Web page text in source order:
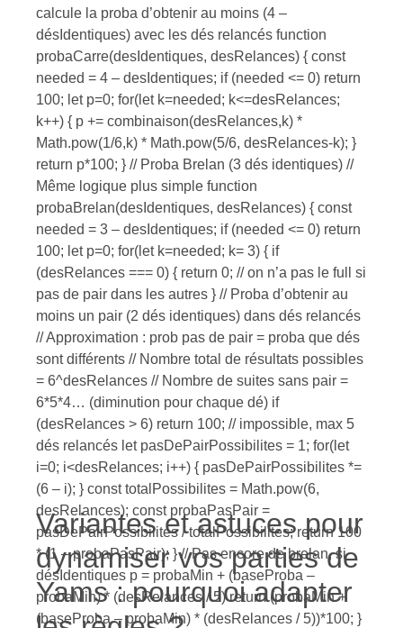
calcule la proba d’obtenir au moins (4 –
désIdentiques) avec les dés relancés function
probaCarre(desIdentiques, desRelances) { const
needed = 4 – desIdentiques; if (needed <= 0) return
100; let p=0; for(let k=needed; k<=desRelances;
k++) { p += combinaison(desRelances,k) *
Math.pow(1/6,k) * Math.pow(5/6, desRelances-k); }
return p*100; } // Proba Brelan (3 dés identiques) //
Même logique plus simple function
probaBrelan(desIdentiques, desRelances) { const
needed = 3 – desIdentiques; if (needed <= 0) return
100; let p=0; for(let k=needed; k= 3) { if
(desRelances === 0) { return 0; // on n’a pas le full si
pas de pair dans les autres } // Proba d’obtenir au
moins un pair (2 dés identiques) dans dés relancés
// Approximation : prob pas de pair = proba que dés
sont différents // Nombre total de résultats possibles
= 6^desRelances // Nombre de suites sans pair =
6*5*4… (diminution pour chaque dé) if
(desRelances > 6) return 100; // impossible, max 5
dés relancés let pasDePairPossibilites = 1; for(let
i=0; i<desRelances; i++) { pasDePairPossibilites *=
(6 – i); } const totalPossibilites = Math.pow(6,
desRelances); const probaPasPair =
pasDePairPossibilites / totalPossibilites; return 100
* (1 – probaPasPair); } // Pas encore de brelan, si
désIdentiques p = probaMin + (baseProba –
probaMin) * (desRelances / 5) return (probaMin +
(baseProba – probaMin) * (desRelances / 5))*100; }
Variantes et astuces pour
dynamiser vos parties de
Yams : pourquoi adapter